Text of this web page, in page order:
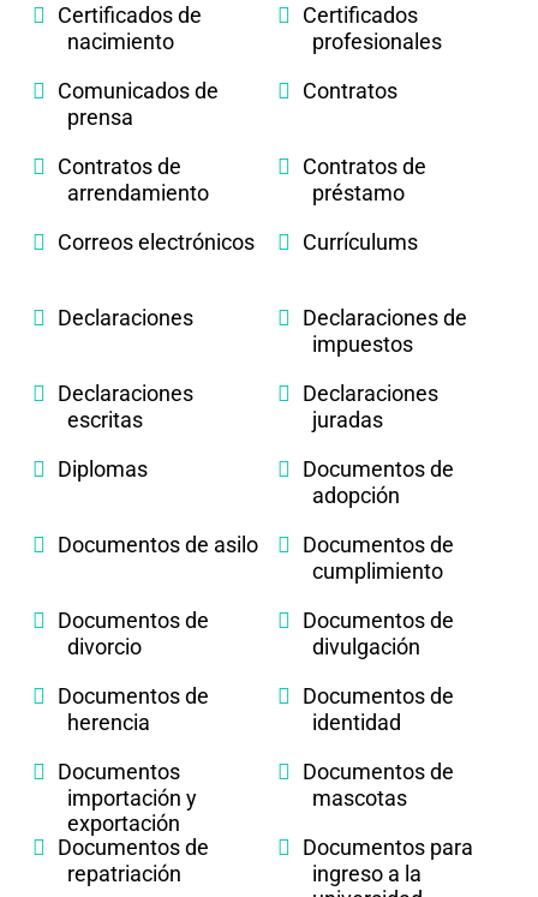
Certificados de
nacimiento
Certificados
profesionales
Comunicados de
prensa
Contratos
Contratos de
arrendamiento
Contratos de
préstamo
Correos electrónicos
Currículums
Declaraciones
Declaraciones de
impuestos
Declaraciones
escritas
Declaraciones
juradas
Diplomas
Documentos de
adopción
Documentos de asilo
Documentos de
cumplimiento
Documentos de
divorcio
Documentos de
divulgación
Documentos de
herencia
Documentos de
identidad
Documentos
importación y
exportación
Documentos de
mascotas
Documentos de
repatriación
Documentos para
ingreso a la